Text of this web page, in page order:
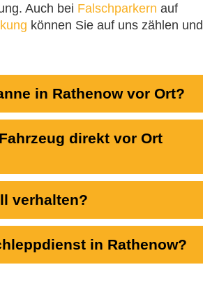
Auch bei Falschparkern auf
können Sie auf uns zählen und
in Rathenow vor Ort?
direkt vor Ort
verhalten?
in Rathenow?